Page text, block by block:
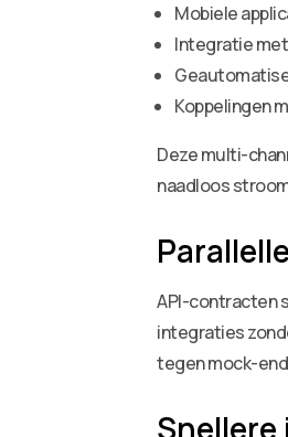
Mobiele
Integratie
Koppelingen
Deze multi-
naadloos
API-contracten
integraties
tegen mock-